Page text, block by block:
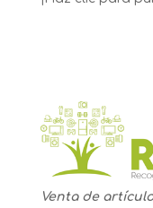
Venta de